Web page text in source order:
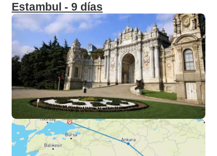
Estambul - 9 días